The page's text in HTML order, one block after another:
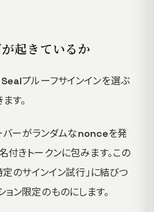
起きているか
プルーフサインインを選ぶ
す。
バーがランダムなnonceを発
付きトークンに包みます。この
のサインイン試行」に結びつ
ン限定のものにします。